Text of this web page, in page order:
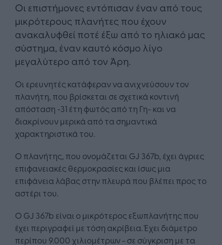
​Οι επιστήμονες εντόπισαν έναν από τους
μικρότερους πλανήτες που έχουν
ανακαλυφθεί ποτέ έξω από το ηλιακό μας
σύστημα, έναν καυτό κόσμο λίγο
μεγαλύτερο από τον Άρη.
Οι ερευνητές κατάφεραν να ανιχνεύσουν τον
πλανήτη, που βρίσκεται σε σχετικά κοντινή
απόσταση -31 έτη φωτός από τη Γη- και να
διακρίνουν μερικά από τα σημαντικά
χαρακτηριστικά του.
Ο πλανήτης, που ονομάζεται GJ 367b, έχει άγριες
επιφανειακές θερμοκρασίες και ίσως μια
επιφάνεια λάβας στην πλευρά που βλέπει προς το
αστέρι του.
Ο GJ 367b είναι ο μικρότερος εξωπλανήτης που
έχει περιγραφεί με τόση ακρίβεια. Έχει διάμετρο
περίπου 9.000 χιλιομέτρων - σε σύγκριση με τα